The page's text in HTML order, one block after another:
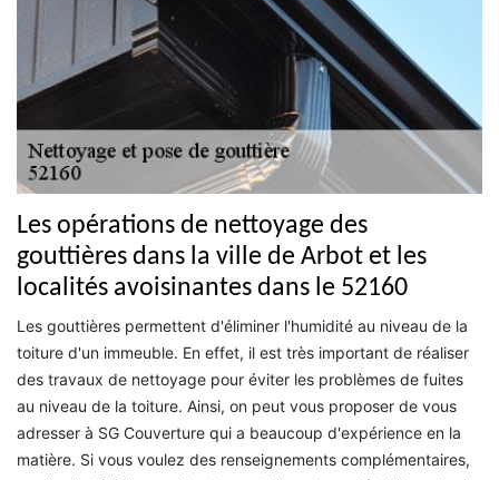
Les opérations de nettoyage des
gouttières dans la ville de Arbot et les
localités avoisinantes dans le 52160
Les gouttières permettent d'éliminer l'humidité au niveau de la
toiture d'un immeuble. En effet, il est très important de réaliser
des travaux de nettoyage pour éviter les problèmes de fuites
au niveau de la toiture. Ainsi, on peut vous proposer de vous
adresser à SG Couverture qui a beaucoup d'expérience en la
matière. Si vous voulez des renseignements complémentaires,